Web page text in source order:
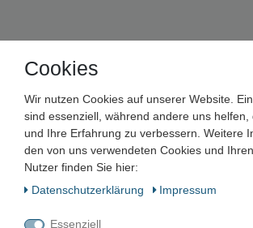
Maschinen und Werkzeuge Benad GmbH &
Im Funkwerk 9
99625
Deutschland
Geschäftszeiten:Mo.–Fr. 7:00–16:00 Uhr
Cookies
Wir nutzen Cookies auf unserer Website.
sind essenziell, während andere uns helfen,
und Ihre Erfahrung zu verbessern. Weitere
den von uns verwendeten Cookies und
Nutzer finden Sie hier:
Daten­schutz­erklärung
Impressum
Essenziell